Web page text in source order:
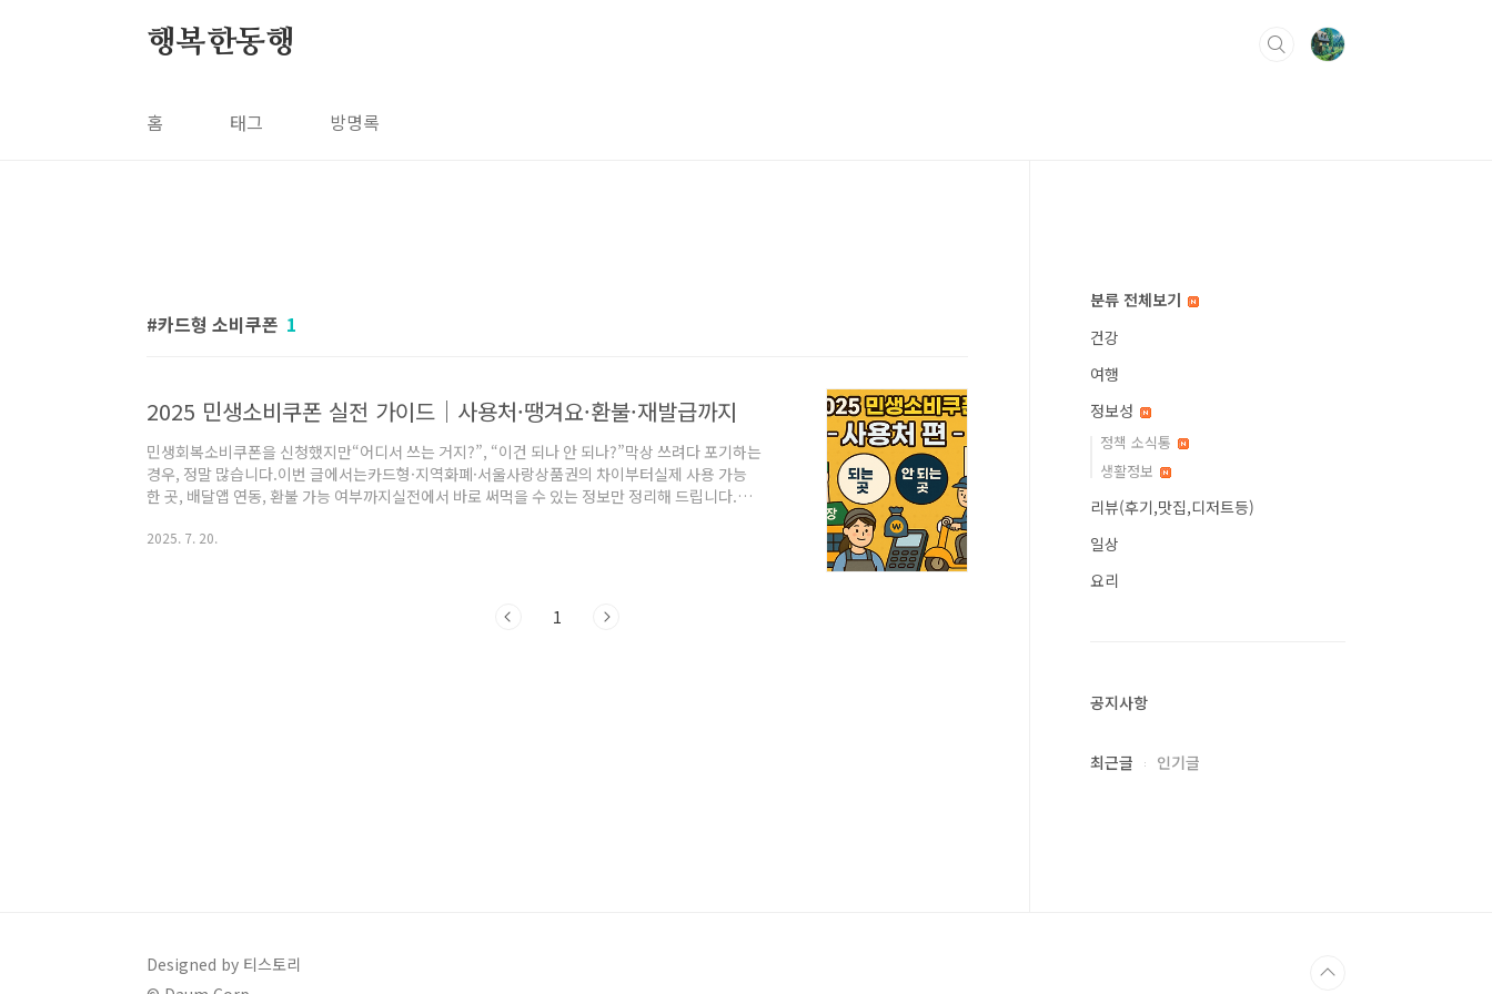
행복한동행
홈 태그 방명록
카드형 소비쿠폰 1
2025 민생소비쿠폰 실전 가이드｜사용처·땡겨요·환불·재발급까지
민생회복소비쿠폰을 신청했지만“어디서 쓰는 거지?”, “이건 되나 안 되나?”막상 쓰려다 포기하는
경우, 정말 많습니다.이번 글에서는카드형·지역화폐·서울사랑상품권의 차이부터실제 사용 가능
한 곳, 배달앱 연동, 환불 가능 여부까지실전에서 바로 써먹을 수 있는 정보만 정리해 드립니다.📂
법환불 및 재발급 가능 여부자주 묻는 질문마무리 안내✅ 1. 사용 가능한 매장과 업종전통시장, 동
2025. 7. 20.
1
분류 전체보기
건강
여행
정보성
정책 소식통
생활정보
리뷰(후기,맛집,디저트등)
일상
요리
공지사항
최근글 인기글
Designed by 티스토리